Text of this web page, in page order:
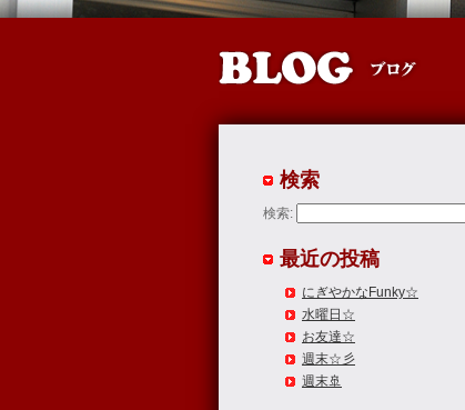
検索
検索:
最近の投稿
にぎやかなFunky☆
水曜日☆
お友達☆
週末☆彡
週末🚢